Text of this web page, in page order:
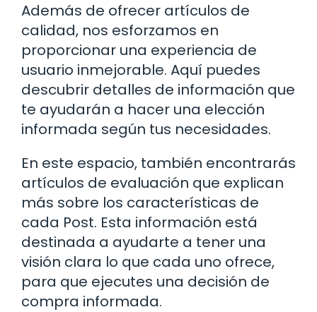
Además de ofrecer artículos de
calidad, nos esforzamos en
proporcionar una experiencia de
usuario inmejorable. Aquí puedes
descubrir detalles de información que
te ayudarán a hacer una elección
informada según tus necesidades.
En este espacio, también encontrarás
artículos de evaluación que explican
más sobre los características de
cada Post. Esta información está
destinada a ayudarte a tener una
visión clara lo que cada uno ofrece,
para que ejecutes una decisión de
compra informada.